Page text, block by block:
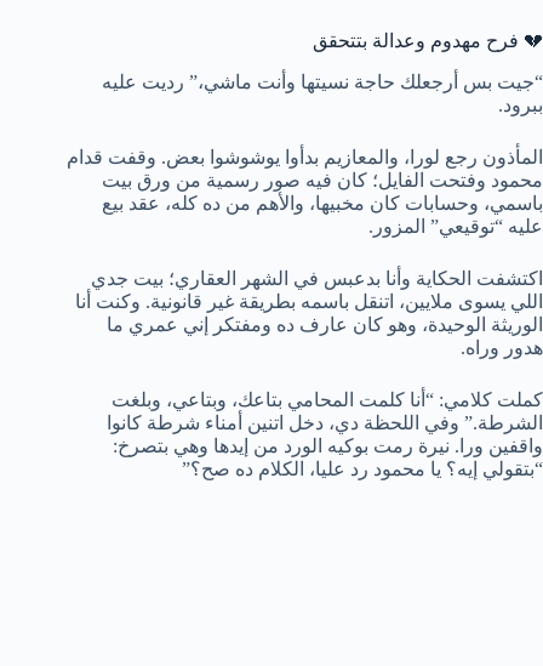
💔 فرح مهدوم وعدالة بتتحقق
“جيت بس أرجعلك حاجة نسيتها وأنت ماشي،” رديت عليه
ببرود.
المأذون رجع لورا، والمعازيم بدأوا يوشوشوا بعض. وقفت قدام
محمود وفتحت الفايل؛ كان فيه صور رسمية من ورق بيت
باسمي، وحسابات كان مخبيها، والأهم من ده كله، عقد بيع
عليه “توقيعي” المزور.
اكتشفت الحكاية وأنا بدعبس في الشهر العقاري؛ بيت جدي
اللي يسوى ملايين، اتنقل باسمه بطريقة غير قانونية. وكنت أنا
الوريثة الوحيدة، وهو كان عارف ده ومفتكر إني عمري ما
هدور وراه.
كملت كلامي: “أنا كلمت المحامي بتاعك، وبتاعي، وبلغت
الشرطة.” وفي اللحظة دي، دخل اتنين أمناء شرطة كانوا
واقفين ورا. نيرة رمت بوكيه الورد من إيدها وهي بتصرخ:
“بتقولي إيه؟ يا محمود رد عليا، الكلام ده صح؟”